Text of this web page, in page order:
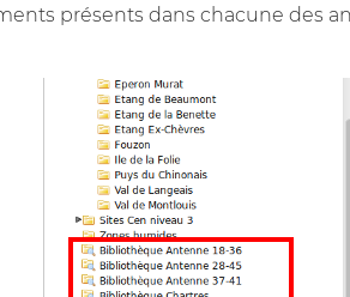
présents dans chacune des